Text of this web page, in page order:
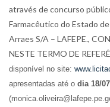
através de concurso
Farmacêutico do Estado
Arraes S/A – LAFEPE.,
NESTE TERMO DE
disponível no site:
apresentadas até o dia 18/